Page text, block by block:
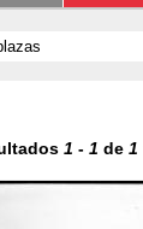
1 - 1 de 1